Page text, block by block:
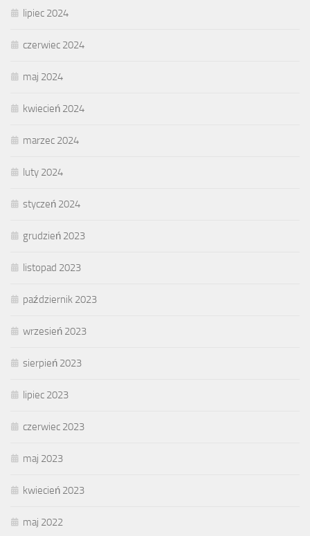
lipiec 2024
czerwiec 2024
maj 2024
kwiecień 2024
marzec 2024
luty 2024
styczeń 2024
grudzień 2023
listopad 2023
październik 2023
wrzesień 2023
sierpień 2023
lipiec 2023
czerwiec 2023
maj 2023
kwiecień 2023
maj 2022